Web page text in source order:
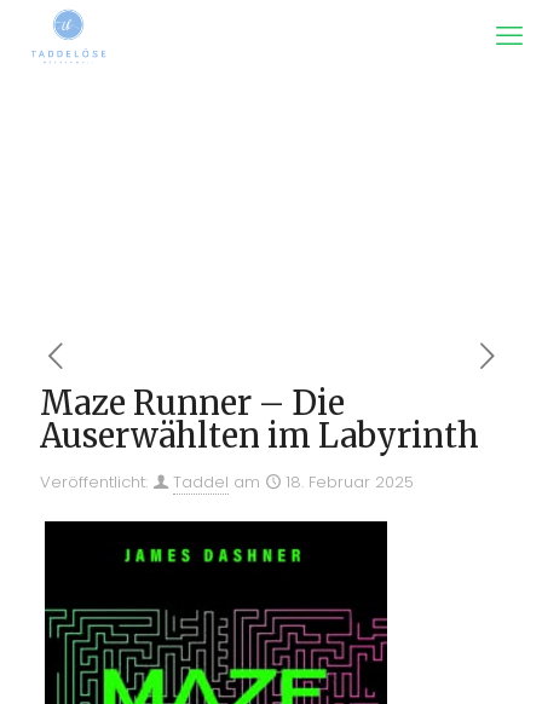
Maze Runner – Die
Auserwählten im Labyrinth
Veröffentlicht: Taddel am 18. Februar 2025